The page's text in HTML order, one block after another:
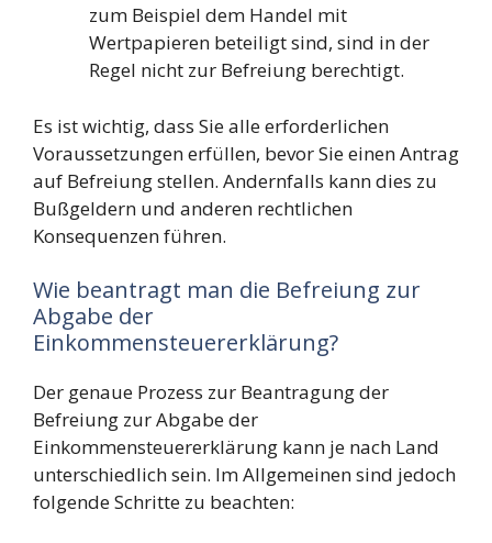
zum Beispiel dem Handel mit
Wertpapieren beteiligt sind, sind in der
Regel nicht zur Befreiung berechtigt.
Es ist wichtig, dass Sie alle erforderlichen
Voraussetzungen erfüllen, bevor Sie einen Antrag
auf Befreiung stellen. Andernfalls kann dies zu
Bußgeldern und anderen rechtlichen
Konsequenzen führen.
Wie beantragt man die Befreiung zur
Abgabe der
Einkommensteuererklärung?
Der genaue Prozess zur Beantragung der
Befreiung zur Abgabe der
Einkommensteuererklärung kann je nach Land
unterschiedlich sein. Im Allgemeinen sind jedoch
folgende Schritte zu beachten: